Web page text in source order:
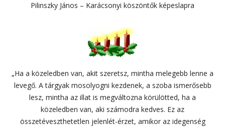
Pilinszky János – Karácsonyi köszöntők képeslapra
„Ha a közeledben van, akit szeretsz, mintha melegebb lenne a
levegő. A tárgyak mosolyogni kezdenek, a szoba ismerősebb
lesz, mintha az illat is megváltozna körülötted, ha a
közeledben van, aki számodra kedves. Ez az
összetéveszthetetlen jelenlét-érzet, amikor az idegenség